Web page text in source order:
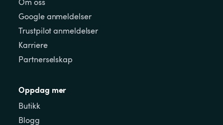
Google anmeldelser
Trustpilot anmeldelser
Karriere
Partnerselskap
Oppdag mer
Butikk
Blogg